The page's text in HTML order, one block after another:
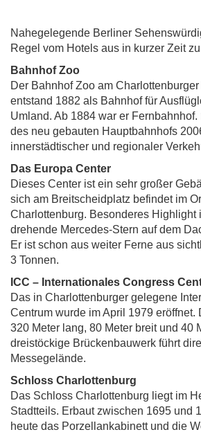
Nahegelegende Berliner
Regel vom Hotels aus in kurzer Zeit
Bahnhof Zoo
Der Bahnhof Zoo am
entstand 1882 als Bahnhof für
Umland. Ab 1884 war er
des neu gebauten Hauptbahnhofs
innerstädtischer und regionaler
Das Europa Center
Dieses Center ist ein sehr großer
sich am Breitscheidplatz befindet im
Charlottenburg. Besonderes Highlight
drehende Mercedes-Stern auf dem
Er ist schon aus weiter Ferne aus
3 Tonnen.
ICC – Internationales Congress
Das in Charlottenburger gelegene
Centrum wurde im April 1979 eröffnet.
320 Meter lang, 80 Meter breit und 40
dreistöckige Brückenbauwerk führt
Messegelände.
Schloss Charlottenburg
Das Schloss Charlottenburg liegt im
Stadtteils. Erbaut zwischen 1695 und
heute das Porzellankabinett und die